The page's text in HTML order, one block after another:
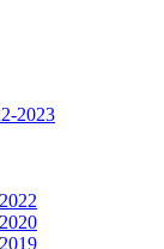
2023